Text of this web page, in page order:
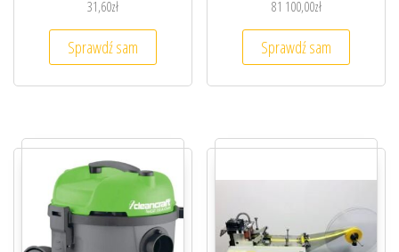
31,60zł
Sprawdź sam
81 100,00zł
Sprawdź sam